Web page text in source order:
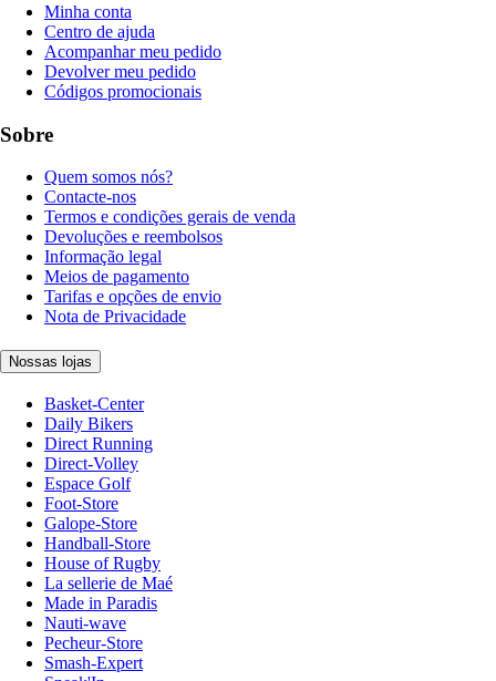
Minha conta
Centro de ajuda
Acompanhar meu pedido
Devolver meu pedido
Códigos promocionais
Sobre
Quem somos nós?
Contacte-nos
Termos e condições gerais de venda
Devoluções e reembolsos
Informação legal
Meios de pagamento
Tarifas e opções de envio
Nota de Privacidade
Nossas lojas
Basket-Center
Daily Bikers
Direct Running
Direct-Volley
Espace Golf
Foot-Store
Galope-Store
Handball-Store
House of Rugby
La sellerie de Maé
Made in Paradis
Nauti-wave
Pecheur-Store
Smash-Expert